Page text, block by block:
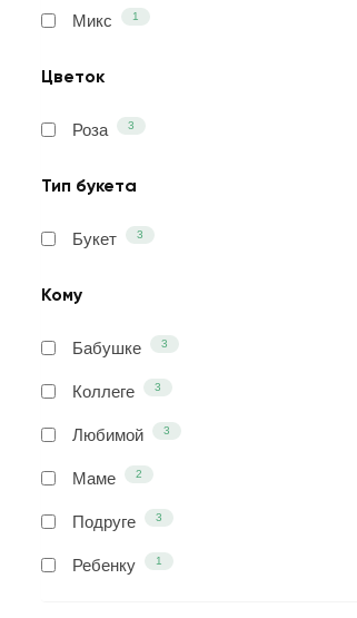
Микс 1
Цветок
Роза 3
Тип букета
Букет 3
Кому
Бабушке 3
Коллеге 3
Любимой 3
Маме 2
Подруге 3
Ребенку 1